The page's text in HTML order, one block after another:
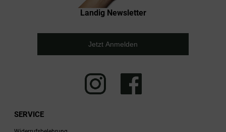
Landig Newsletter
Jetzt Anmelden
SERVICE